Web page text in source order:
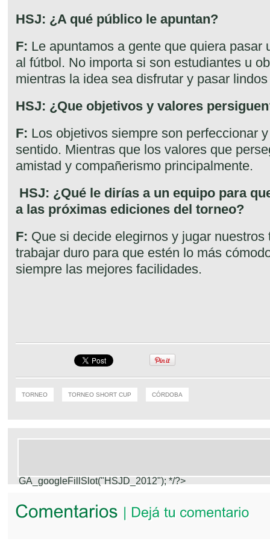
HSJ: ¿A qué público le apuntan?
F: Le apuntamos a gente que quiera pasar
al fútbol. No importa si son estudiantes u
mientras la idea sea disfrutar y pasar
HSJ: ¿Que objetivos y valores
F: Los objetivos siempre son perfeccionar
sentido. Mientras que los valores que
amistad y compañerismo principalmente.
HSJ: ¿Qué le dirías a un equipo para
a las próximas ediciones del torneo?
F: Que si decide elegirnos y jugar nuestros
trabajar duro para que estén lo más
siempre las mejores facilidades.
TORNEO TORNEO SHORT CUP CÓRDOBA
GA_googleFillSlot("HSJD_2012"); */?>